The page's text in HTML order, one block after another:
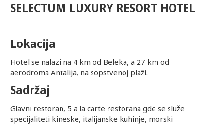
SELECTUM LUXURY RESORT HOTEL
Lokacija
Hotel se nalazi na 4 km od Beleka, a 27 km od
aerodroma Antalija, na sopstvenoj plaži.
Sadržaj
Glavni restoran, 5 a la carte restorana gde se služe
specijaliteti kineske, italijanske kuhinje, morski